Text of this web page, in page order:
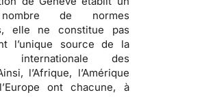
de normes
elle ne constitue pas
l’unique source de la
internationale des
l’Afrique, l’Amérique
ont chacune, à